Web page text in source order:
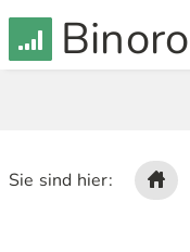
Binoro
Sie sind hier: